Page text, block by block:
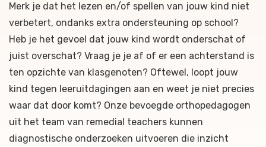
Merk je dat het lezen en/of spellen van jouw kind niet
verbetert, ondanks extra ondersteuning op school?
Heb je het gevoel dat jouw kind wordt onderschat of
juist overschat? Vraag je je af of er een achterstand is
ten opzichte van klasgenoten? Oftewel, loopt jouw
kind tegen leeruitdagingen aan en weet je niet precies
waar dat door komt? Onze bevoegde orthopedagogen
uit het team van remedial teachers kunnen
diagnostische onderzoeken uitvoeren die inzicht